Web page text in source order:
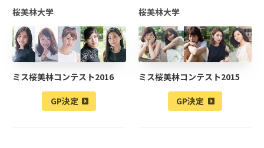
桜美林大学
ミス桜美林コンテスト2016
GP決定
桜美林大学
ミス桜美林コンテスト2015
GP決定